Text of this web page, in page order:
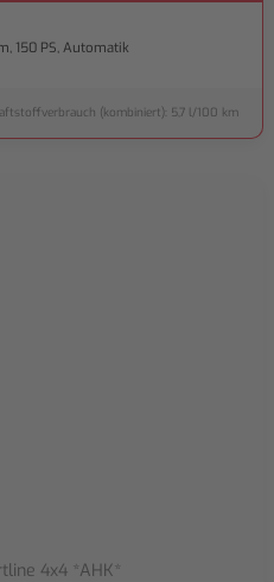
150 PS, Automatik
(kombiniert): 5,7 l/100 km